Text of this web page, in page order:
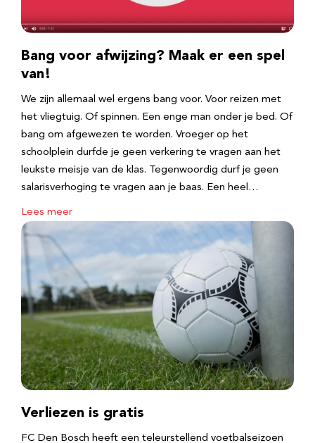
Bang voor afwijzing? Maak er een spel
van!
We zijn allemaal wel ergens bang voor. Voor reizen met
het vliegtuig. Of spinnen. Een enge man onder je bed. Of
bang om afgewezen te worden. Vroeger op het
schoolplein durfde je geen verkering te vragen aan het
leukste meisje van de klas. Tegenwoordig durf je geen
salarisverhoging te vragen aan je baas. Een heel…
Lees meer
Verliezen is gratis
FC Den Bosch heeft een teleurstellend voetbalseizoen